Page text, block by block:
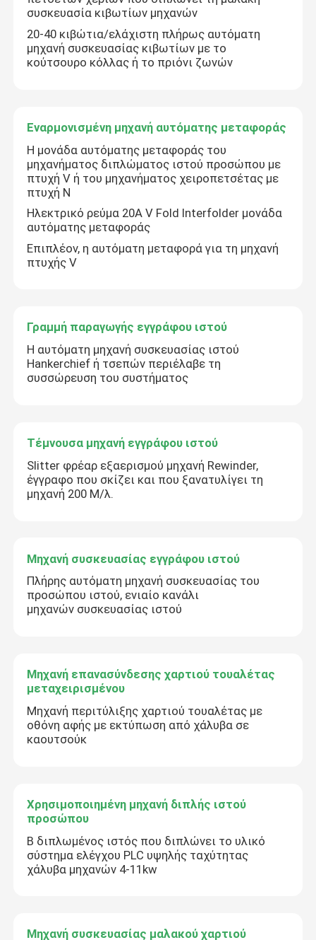
συσκευασία κιβωτίων μηχανών
20-40 κιβώτια/ελάχιστη πλήρως αυτόματη
μηχανή συσκευασίας κιβωτίων με το
κούτσουρο κόλλας ή το πριόνι ζωνών
Εναρμονισμένη μηχανή αυτόματης μεταφοράς
Η μονάδα αυτόματης μεταφοράς του
μηχανήματος διπλώματος ιστού προσώπου με
πτυχή V ή του μηχανήματος χειροπετσέτας με
πτυχή N
Ηλεκτρικό ρεύμα 20A V Fold Interfolder μονάδα
αυτόματης μεταφοράς
Επιπλέον, η αυτόματη μεταφορά για τη μηχανή
πτυχής V
Γραμμή παραγωγής εγγράφου ιστού
Η αυτόματη μηχανή συσκευασίας ιστού
Hankerchief ή τσεπών περιέλαβε τη
συσσώρευση του συστήματος
Τέμνουσα μηχανή εγγράφου ιστού
Slitter φρέαρ εξαερισμού μηχανή Rewinder,
έγγραφο που σκίζει και που ξανατυλίγει τη
μηχανή 200 Μ/λ.
Μηχανή συσκευασίας εγγράφου ιστού
Πλήρης αυτόματη μηχανή συσκευασίας του
προσώπου ιστού, ενιαίο κανάλι
μηχανών συσκευασίας ιστού
Μηχανή επανασύνδεσης χαρτιού τουαλέτας
μεταχειρισμένου
Μηχανή περιτύλιξης χαρτιού τουαλέτας με
οθόνη αφής με εκτύπωση από χάλυβα σε
καουτσούκ
Χρησιμοποιημένη μηχανή διπλής ιστού
προσώπου
Β διπλωμένος ιστός που διπλώνει το υλικό
σύστημα ελέγχου PLC υψηλής ταχύτητας
χάλυβα μηχανών 4-11kw
Μηχανή συσκευασίας μαλακού χαρτιού